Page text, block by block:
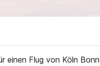
einen Flug von Köln